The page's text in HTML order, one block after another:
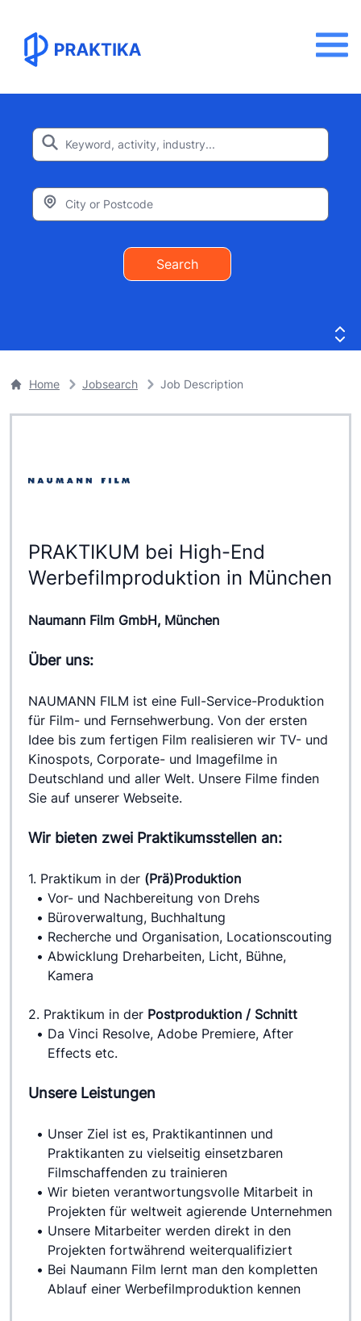
Search
Home Jobsearch Job Description
PRAKTIKUM bei High-End
Werbefilmproduktion in München
Naumann Film GmbH, München
Über uns:
NAUMANN FILM ist eine Full-Service-Produktion
für Film- und Fernsehwerbung. Von der ersten
Idee bis zum fertigen Film realisieren wir TV- und
Kinospots, Corporate- und Imagefilme in
Deutschland und aller Welt. Unsere Filme finden
Sie auf unserer Webseite.
Wir bieten zwei Praktikumsstellen an:
1. Praktikum in der (Prä)Produktion
Vor- und Nachbereitung von Drehs
Büroverwaltung, Buchhaltung
Recherche und Organisation, Locationscouting
Abwicklung Dreharbeiten, Licht, Bühne,
Kamera
2. Praktikum in der Postproduktion / Schnitt
Da Vinci Resolve, Adobe Premiere, After
Effects etc.
Unsere Leistungen
Unser Ziel ist es, Praktikantinnen und
Praktikanten zu vielseitig einsetzbaren
Filmschaffenden zu trainieren
Wir bieten verantwortungsvolle Mitarbeit in
Projekten für weltweit agierende Unternehmen
Unsere Mitarbeiter werden direkt in den
Projekten fortwährend weiterqualifiziert
Bei Naumann Film lernt man den kompletten
Ablauf einer Werbefilmproduktion kennen